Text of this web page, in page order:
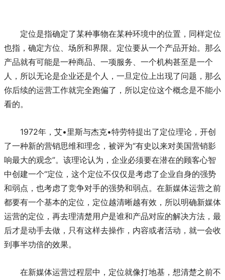
定位是指确定了某种事物在某种环境中的位置，同样定位
也指，确定方位、场所和界限。定位要从一个产品开始。那么
产品就有可能是一种商品、一项服务、一个机构甚至是一个
人，所以无论是企业还是个人，一旦定位上出现了问题，那么
你后续的运营工作就完全跑偏了，所以定位这个概念是不能小
看的。
1972年，艾•里斯与杰克•特劳特提出了定位理论，开创
了一种新的营销思维和理念，被评为“有史以来对美国营销影
响最大的观念”。该理论认为，企业必须要在潜在的顾客心智
中创建一个“定位，这个定位不仅仅是考虑了企业自身的强势
和弱点，也考虑了竞争对手的强势和弱点。在新媒体运营之前
都要有一个基本的定位，定位越清晰越有效，所以明确新媒体
运营的定位，再去理清楚用户是谁和产品对应的解决方法，最
后才是动手去做，只有这样去操作，内容或者活动，就一会收
到事半功倍的效果。
在新媒体运营过程层中，定位就像打地基，想清楚之前不